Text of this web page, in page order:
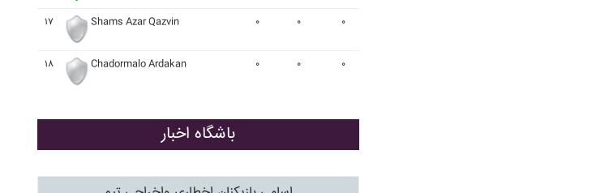
۱۷ Shams Azar Qazvin ۰ ۰ ۰
۱۸ Chadormalo Ardakan ۰ ۰ ۰
باشگاه اخبار